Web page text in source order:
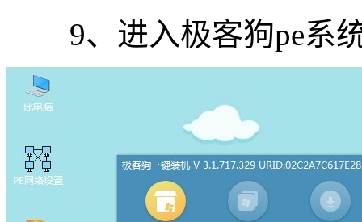
9、进入极客狗pe系统